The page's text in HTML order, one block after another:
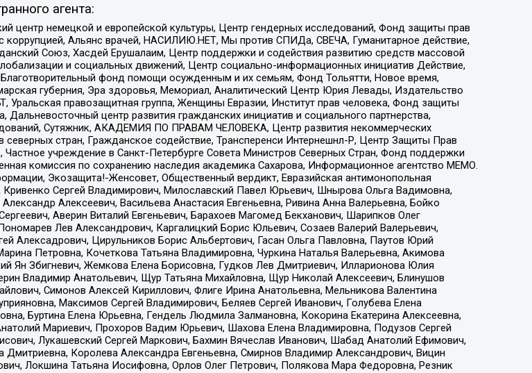
агента:
центр немецкой и европейской культуры, Центр гендерных исследований, Фонд защиты прав
коррупцией, Альянс врачей, НАСИЛИЮ.НЕТ, Мы против СПИДа, СВЕЧА, Гуманитарное действие,
Союз, Хасдей Ерушалаим, Центр поддержки и содействия развитию средств массовой
и социальных движений, Центр социально-информационных инициатив Действие,
фонд помощи осужденным и их семьям, Фонд Тольятти, Новое время,
губерния, Эра здоровья, Мемориал, Аналитический Центр Юрия Левады, Издательство
правозащитная группа, Женщины Евразии, Институт прав человека, Фонд защиты
Дальневосточный центр развития гражданских инициатив и социального партнерства,
Сутяжник, АКАДЕМИЯ ПО ПРАВАМ ЧЕЛОВЕКА, Центр развития некоммерческих
стран, Гражданское содействие, Трансперенси Интернешнл-Р, Центр Защиты Прав
учреждение в Санкт-Петербурге Совета Министров Северных Стран, Фонд поддержки
комиссия по сохранению наследия академика Сахарова, Информационное агентство МЕМО.
Экозащита!-Женсовет, Общественный вердикт, Евразийская антимонопольная
Сергей Владимирович, Милославский Павел Юрьевич, Шнырова Ольга Вадимовна,
Алексеевич, Васильева Анастасия Евгеньевна, Ривина Анна Валерьевна, Бойко
Аверин Виталий Евгеньевич, Барахоев Магомед Бекханович, Шарипков Олег
Лев Александрович, Каргалицкий Борис Юльевич, Созаев Валерий Валерьевич,
Алексадрович, Цирульников Борис Альбертович, Гасан Ольга Павловна, Паутов Юрий
Петровна, Кочеткова Татьяна Владимировна, Чуркина Наталья Валерьевна, Акимова
Ян Збигневич, Жемкова Елена Борисовна, Гудков Лев Дмитриевич, Илларионова Юлия
Владимир Анатольевич, Щур Татьяна Михайловна, Щур Николай Алексеевич, Блинушов
Симонов Алексей Кириллович, Флиге Ирина Анатольевна, Мельникова Валентина
Максимов Сергей Владимирович, Беляев Сергей Иванович, Голубева Елена
Буртина Елена Юрьевна, Гендель Людмила Залмановна, Кокорина Екатерина Алексеевна,
Мариевич, Прохоров Вадим Юрьевич, Шахова Елена Владимировна, Подузов Сергей
Лукашевский Сергей Маркович, Бахмин Вячеслав Иванович, Шабад Анатолий Ефимович,
Королева Александра Евгеньевна, Смирнов Владимир Александрович, Вицин
Локшина Татьяна Иосифовна, Орлов Олег Петрович, Полякова Мара Федоровна, Резник